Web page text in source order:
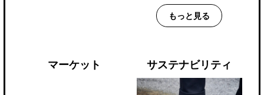
もっと見る
マーケット サステナビリティ